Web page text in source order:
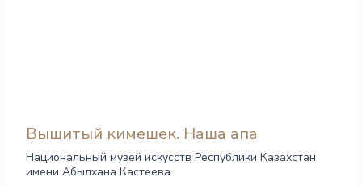
Вышитый кимешек. Наша апа
Национальный музей искусств Республики Казахстан
имени Абылхана Кастеева